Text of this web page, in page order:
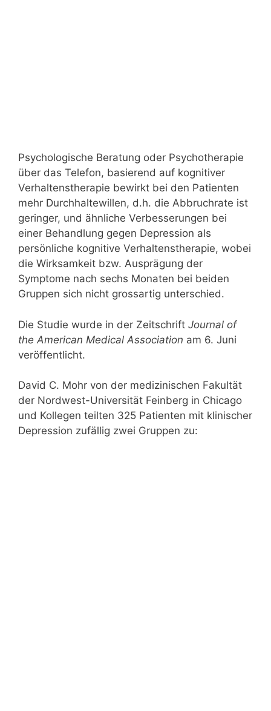
Psychologische Beratung oder Psychotherapie
über das Telefon, basierend auf kognitiver
Verhaltenstherapie bewirkt bei den Patienten
mehr Durchhaltewillen, d.h. die Abbruchrate ist
geringer, und ähnliche Verbesserungen bei
einer Behandlung gegen Depression als
persönliche kognitive Verhaltenstherapie, wobei
die Wirksamkeit bzw. Ausprägung der
Symptome nach sechs Monaten bei beiden
Gruppen sich nicht grossartig unterschied.
Die Studie wurde in der Zeitschrift Journal of
the American Medical Association am 6. Juni
veröffentlicht.
David C. Mohr von der medizinischen Fakultät
der Nordwest-Universität Feinberg in Chicago
und Kollegen teilten 325 Patienten mit klinischer
Depression zufällig zwei Gruppen zu: